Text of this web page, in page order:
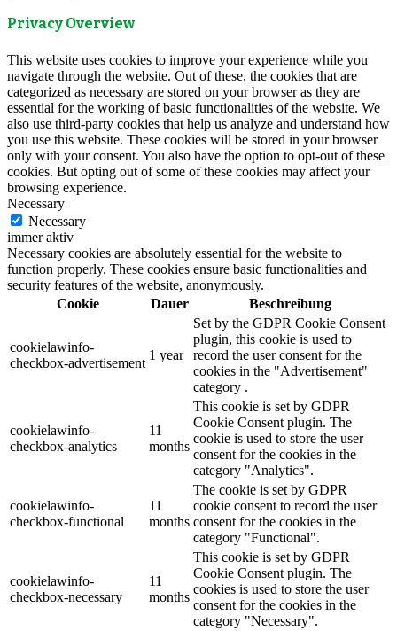
Privacy Overview
This website uses cookies to improve your experience while you
navigate through the website. Out of these, the cookies that are
categorized as necessary are stored on your browser as they are
essential for the working of basic functionalities of the website. We
also use third-party cookies that help us analyze and understand how
you use this website. These cookies will be stored in your browser
only with your consent. You also have the option to opt-out of these
cookies. But opting out of some of these cookies may affect your
browsing experience.
Necessary
Necessary
immer aktiv
Necessary cookies are absolutely essential for the website to
function properly. These cookies ensure basic functionalities and
security features of the website, anonymously.
Cookie
Dauer Beschreibung
cookielawinfo-
checkbox-advertisement
1 year
Set by the GDPR Cookie Consent
plugin, this cookie is used to
record the user consent for the
cookies in the "Advertisement"
category .
cookielawinfo-
checkbox-analytics
11
months
This cookie is set by GDPR
Cookie Consent plugin. The
cookie is used to store the user
consent for the cookies in the
category "Analytics".
cookielawinfo-
checkbox-functional
11
months
The cookie is set by GDPR
cookie consent to record the user
consent for the cookies in the
category "Functional".
cookielawinfo-
checkbox-necessary
11
months
This cookie is set by GDPR
Cookie Consent plugin. The
cookies is used to store the user
consent for the cookies in the
category "Necessary".